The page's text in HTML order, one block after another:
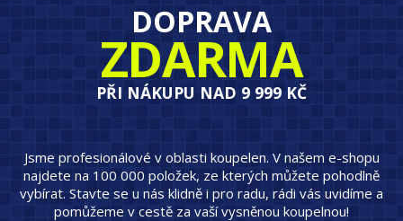
DOPRAVA
ZDARMA
PŘI NÁKUPU NAD 9 999 KČ
Jsme profesionálové v oblasti koupelen. V našem e-shopu
najdete na 100 000 položek, ze kterých můžete pohodlně
vybírat. Stavte se u nás klidně i pro radu, rádi vás uvidíme a
pomůžeme v cestě za vaší vysněnou koupelnou!